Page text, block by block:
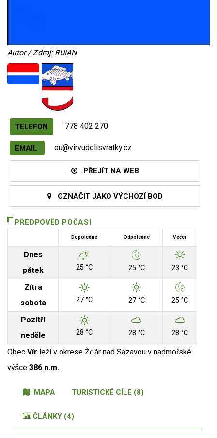
Autor / Zdroj: RUIAN
TELEFON 778 402 270
EMAIL ou@virvudolisvratky.cz
PŘEJÍT NA WEB
OZNAČIT JAKO VÝCHOZÍ BOD
PŘEDPOVĚD POČASÍ
Dopoledne Odpoledne Večer
Dnes
pátek
25 °C 25 °C 23 °C
Zítra
sobota
27 °C 27 °C 25 °C
Pozítří
neděle
28 °C 28 °C 28 °C
Obec Vír leží v okrese Žďár nad Sázavou v nadmořské
výšce 386 n.m. .
MAPA TURISTICKÉ CÍLE (8)
ČLÁNKY (4)